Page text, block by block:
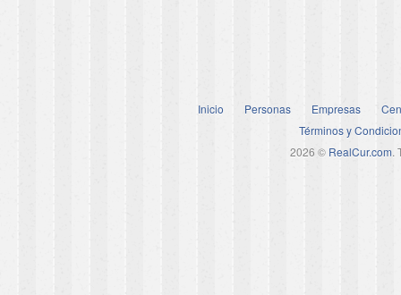
Inicio Personas Empresas
Términos y
2026 © RealCur.com.